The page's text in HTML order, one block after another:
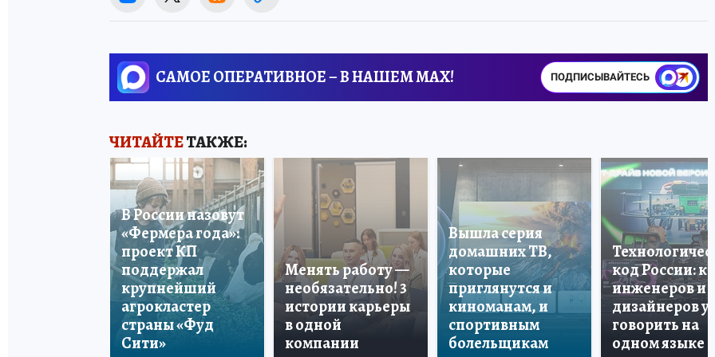
САМОЕ ОПЕРАТИВНОЕ – В НАШЕМ MAX! ПОДПИСЫВАЙТЕСЬ
ЧИТАЙТЕТАКЖЕ:
В России назовут
«Фермера года»:
проект КП
поддержал
крупнейший
агрокластер
страны «Фуд
Сити»
Менять работу —
необязательно! 3
истории карьеры
в одной
компании
Вышла серия
домашних ТВ,
которые
приглянутся и
киноманам, и
спортивным
болельщикам
код России: как
инженеров и
дизайнеров
говорить на
одном языке